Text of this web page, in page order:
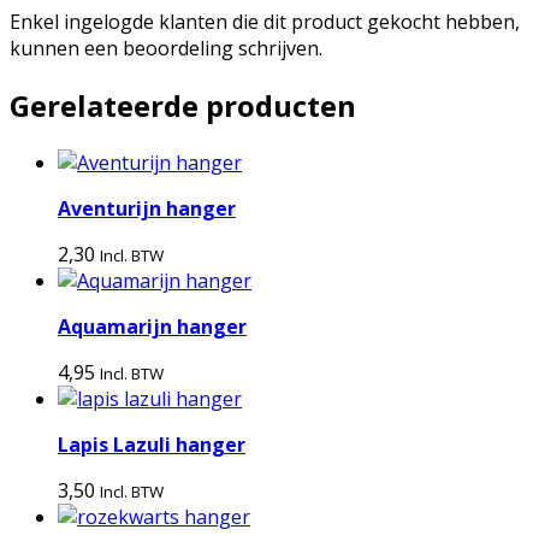
Enkel ingelogde klanten die dit product gekocht hebben,
kunnen een beoordeling schrijven.
Gerelateerde producten
Aventurijn hanger
2,30 Incl. BTW
Aquamarijn hanger
4,95 Incl. BTW
Lapis Lazuli hanger
3,50 Incl. BTW